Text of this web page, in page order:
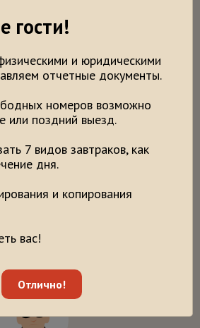
класс, супер, лучший! Отель, номера,
бельё, инфраструктура
– Садовод, Тц Москва, Мега,
Очень много парков
видом, что проникаешься ТЯК
гости!
и юридическими
отчетные документы.
номеров возможно
или поздний выезд.
7 видов завтраков, как
дня.
и копирования
вас!
Отлично!